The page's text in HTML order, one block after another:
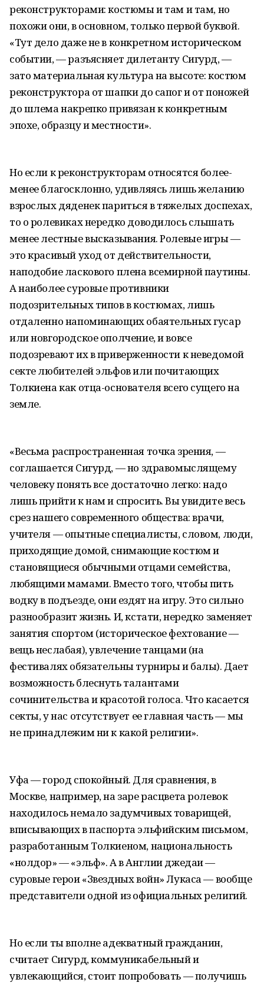
реконструкторами: костюмы и там и там, но
похожи они, в основном, только первой буквой.
«Тут дело даже не в конкретном историческом
событии, — разъясняет дилетанту Сигурд, —
зато материальная культура на высоте: костюм
реконструктора от шапки до сапог и от поножей
до шлема накрепко привязан к конкретным
эпохе, образцу и местности».
Но если к реконструкторам относятся более-
менее благосклонно, удивляясь лишь желанию
взрослых дяденек париться в тяжелых доспехах,
то о ролевиках нередко доводилось слышать
менее лестные высказывания. Ролевые игры —
это красивый уход от действительности,
наподобие ласкового плена всемирной паутины.
А наиболее суровые противники
подозрительных типов в костюмах, лишь
отдаленно напоминающих обаятельных гусар
или новгородское ополчение, и вовсе
подозревают их в приверженности к неведомой
секте любителей эльфов или почитающих
Толкиена как отца-основателя всего сущего на
земле.
«Весьма распространенная точка зрения, —
соглашается Сигурд, — но здравомыслящему
человеку понять все достаточно легко: надо
лишь прийти к нам и спросить. Вы увидите весь
срез нашего современного общества: врачи,
учителя — опытные специалисты, словом, люди,
приходящие домой, снимающие костюм и
становящиеся обычными отцами семейства,
любящими мамами. Вместо того, чтобы пить
водку в подъезде, они ездят на игру. Это сильно
разнообразит жизнь. И, кстати, нередко заменяет
занятия спортом (историческое фехтование —
вещь неслабая), увлечение танцами (на
фестивалях обязательны турниры и балы). Дает
возможность блеснуть талантами
сочинительства и красотой голоса. Что касается
секты, у нас отсутствует ее главная часть — мы
не принадлежим ни к какой религии».
Уфа — город спокойный. Для сравнения, в
Москве, например, на заре расцвета ролевок
находилось немало задумчивых товарищей,
вписывающих в паспорта эльфийским письмом,
разработанным Толкиеном, национальность
«нолдор» — «эльф». А в Англии джедаи —
суровые герои «Звездных войн» Лукаса — вообще
представители одной из официальных религий.
Но если ты вполне адекватный гражданин,
считает Сигурд, коммуникабельный и
увлекающийся, стоит попробовать — получишь